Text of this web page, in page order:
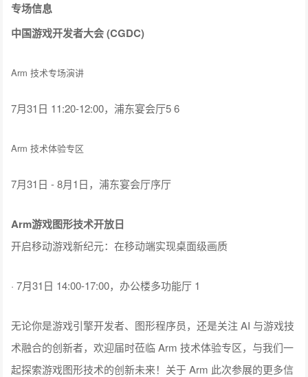
专场信息
中国游戏开发者大会 (CGDC)
Arm 技术专场演讲
7月31日 11:20-12:00，浦东宴会厅5 6
Arm 技术体验专区
7月31日 - 8月1日，浦东宴会厅序厅
Arm游戏图形技术开放日
开启移动游戏新纪元：在移动端实现桌面级画质
· 7月31日 14:00-17:00，办公楼多功能厅 1
无论你是游戏引擎开发者、图形程序员，还是关注 AI 与游戏技
术融合的创新者，欢迎届时莅临 Arm 技术体验专区，与我们一
起探索游戏图形技术的创新未来！关于 Arm 此次参展的更多信